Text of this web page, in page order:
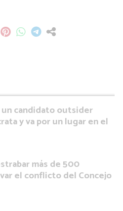
un candidato outsider
y va por un lugar en el
más de 500
el conflicto del Concejo